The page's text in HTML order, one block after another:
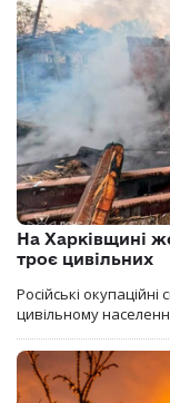
На Харківщині
троє цивільних
Російські
цивільному